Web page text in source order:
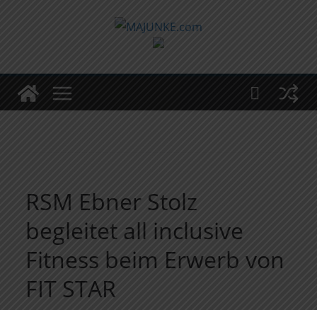
RSM Ebner Stolz
begleitet all inclusive
Fitness beim Erwerb von
FIT STAR